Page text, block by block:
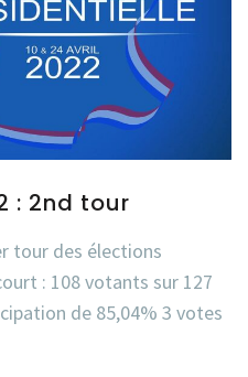
: 2nd tour
tour des élections
: 108 votants sur 127
de 85,04% 3 votes